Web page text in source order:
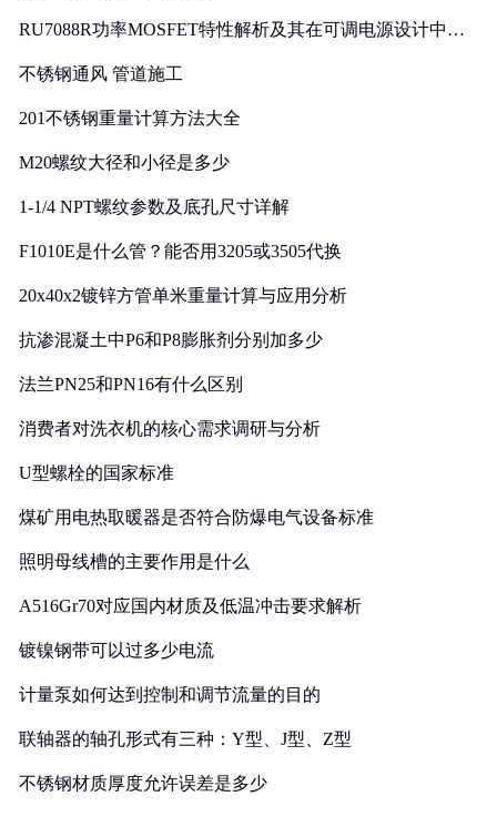
RU7088R功率MOSFET特性解析及其在可调电源设计中的
不锈钢通风 管道施工
201不锈钢重量计算方法大全
M20螺纹大径和小径是多少
1-1/4 NPT螺纹参数及底孔尺寸详解
F1010E是什么管？能否用3205或3505代换
20x40x2镀锌方管单米重量计算与应用分析
抗渗混凝土中P6和P8膨胀剂分别加多少
法兰PN25和PN16有什么区别
消费者对洗衣机的核心需求调研与分析
U型螺栓的国家标准
煤矿用电热取暖器是否符合防爆电气设备标准
照明母线槽的主要作用是什么
A516Gr70对应国内材质及低温冲击要求解析
镀镍钢带可以过多少电流
计量泵如何达到控制和调节流量的目的
联轴器的轴孔形式有三种：Y型、J型、Z型
不锈钢材质厚度允许误差是多少